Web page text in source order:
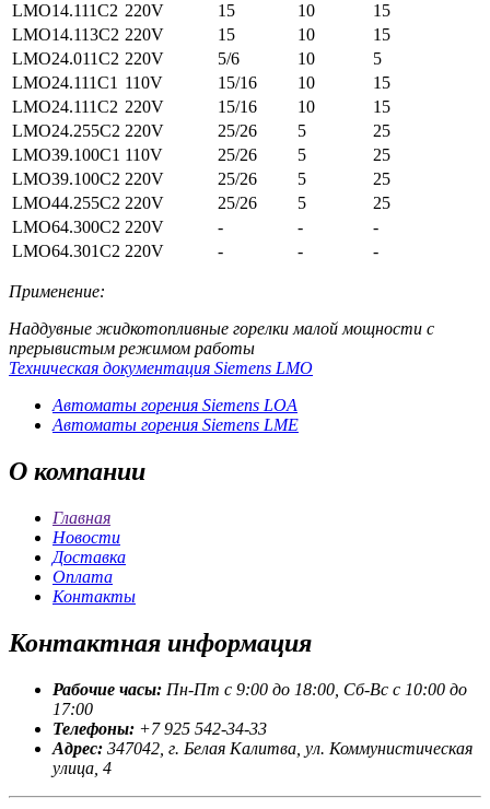
LMO14.111C2 220V 15 10
15
LMO14.113C2 220V 15 10
15
LMO24.011C2 220V 5/6 10
5
LMO24.111C1 110V 15/16 10
15
LMO24.111C2 220V 15/16 10
15
LMO24.255C2 220V 25/26 5
25
LMO39.100C1 110V 25/26 5
25
LMO39.100C2 220V 25/26 5
25
LMO44.255C2 220V 25/26 5
25
LMO64.300C2 220V - -
-
LMO64.301C2 220V - - -
Применение:
Наддувные жидкотопливные горелки малой мощности с
прерывистым режимом работы
Техническая документация Siemens LMO
Автоматы горения Siemens LOA
Автоматы горения Siemens LME
О компании
Главная
Новости
Доставка
Оплата
Контакты
Контактная информация
Рабочие часы: Пн-Пт с 9:00 до 18:00, Сб-Вс с 10:00 до
17:00
Телефоны: +7 925 542-34-33
Адрес: 347042, г. Белая Калитва, ул. Коммунистическая
улица, 4